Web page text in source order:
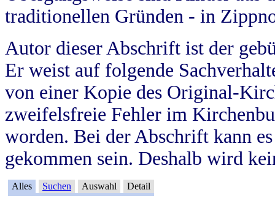
traditionellen Gründen - in
Autor dieser Abschrift ist der
Er weist auf folgende
von einer Kopie des Original-
zweifelsfreie Fehler im
worden. Bei der Abschrift kann
gekommen sein. Deshalb wird
Alles Suchen Auswahl Detail